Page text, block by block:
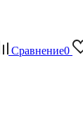
Сравнение0